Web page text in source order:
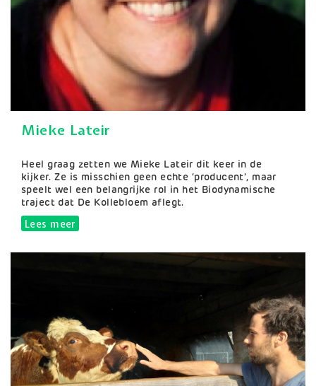
Mieke Lateir
Samenvatting
Heel graag zetten we Mieke Lateir dit keer in de
kijker. Ze is misschien geen echte ‘producent’, maar
speelt wel een belangrijke rol in het Biodynamische
traject dat De Kollebloem aflegt.
Lees meerover Mieke Lateir